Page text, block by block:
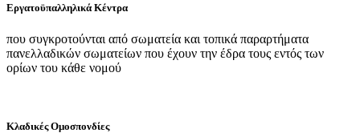
Εργατοϋπαλληλικά Κέντρα
που συγκροτούνται από σωματεία και τοπικά παραρτήματα
πανελλαδικών σωματείων που έχουν την έδρα τους εντός των
ορίων του κάθε νομού
Κλαδικές Ομοσπονδίες